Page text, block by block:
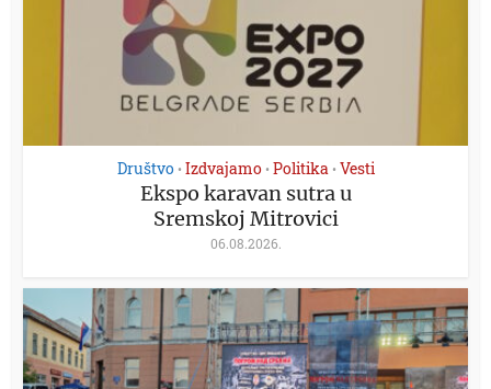
Društvo • Izdvajamo • Politika • Vesti
Ekspo karavan sutra u
Sremskoj Mitrovici
06.08.2026.